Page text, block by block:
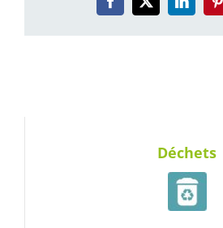
Facebook
X
Déchets